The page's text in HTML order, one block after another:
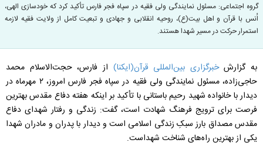
گروه اجتماعی:‌ مسئول نمایندگی ولی فقیه در سپاه فجر فارس تأكید كرد كه خودسازی الهی،
اُنس با قرآن و اهل بیت(ع)، روحیه انقلابی و جهادی و تبعیت کامل از ولایت فقیه لازمه
استمرار حرکت در مسیر شهدا هستند.
به گزارشخبرگزاری بین‌المللی قرآن(ایكنا) از فارس، حجت‌الاسلام محمد
حاجی‌زاده، مسئول نمایندگی ولی فقیه در سپاه فجر فارس امروز، ۲ مهرماه در
دیدار با خانواده شهید رحیم باستانی با تأکید بر اینکه هفته دفاع مقدس بهترین
فرصت برای ترویج فرهنگ شهادت است، گفت: زندگی و رفتار شهدای دفاع
مقدس مصداق بارز سبکِ زندگی اسلامی است و دیدار با پدران و مادران شهدا
یکی از بهترین راه‌های شناخت شهداست.